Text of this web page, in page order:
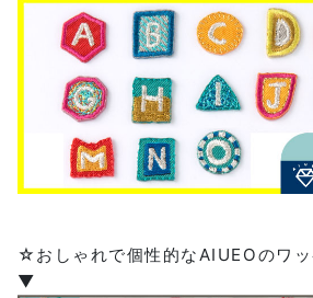
☆おしゃれで個性的なAIUEOのワッ
▼